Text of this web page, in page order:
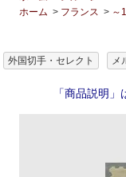
ホーム > フランス > ～
外国切手・セレクト メ
「商品説明